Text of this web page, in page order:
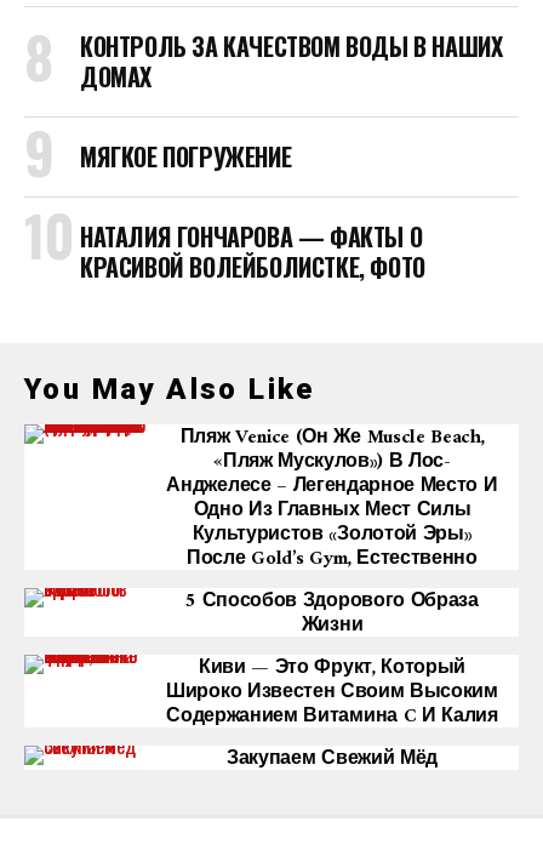
КОНТРОЛЬ ЗА КАЧЕСТВОМ ВОДЫ В НАШИХ
ДОМАХ
МЯГКОЕ ПОГРУЖЕНИЕ
НАТАЛИЯ ГОНЧАРОВА — ФАКТЫ О
КРАСИВОЙ ВОЛЕЙБОЛИСТКЕ, ФОТО
You May Also Like
Пляж Venice (он Же Muscle Beach,
«Пляж Мускулов») В Лос-
Анджелесе – Легендарное Место И
Одно Из Главных Мест Силы
Культуристов «Золотой Эры»
После Gold’s Gym, Естественно
5 Способов Здорового Образа
Жизни
Киви — Это Фрукт, Который
Широко Известен Своим Высоким
Содержанием Витамина C И Калия
Закупаем Свежий Мёд